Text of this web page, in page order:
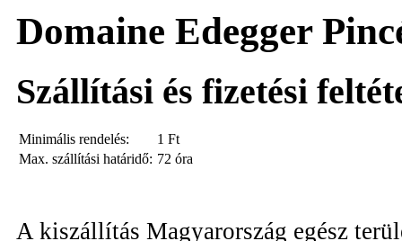
Domaine Edegger
Szállítási és fizetési
Minimális rendelés: 1 Ft
Max. szállítási határidő: 72 óra
A kiszállítás Magyarország egész